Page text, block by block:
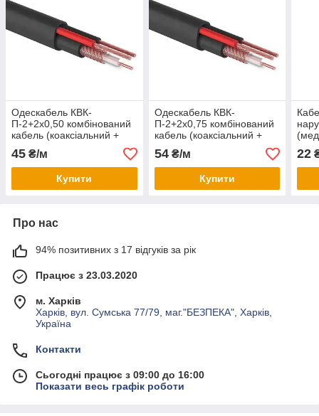
Одескабель КВК-
П-2+2х0,50 комбінований
кабель (коаксіальний +
силовий) зовнішній
45 ₴/м
Купити
Одескабель КВК-
П-2+2х0,75 комбінований
кабель (коаксіальний +
силовий) зовнішній
54₴/м
Купити
22
Про нас
94% позитивних з 17 відгуків за рік
Працює з 23.03.2020
м. Харків
Харків, вул. Сумська 77/79, маг."БЕЗПЕКА", Харків,
Україна
Контакти
Сьогодні працює з 09:00 до 16:00
Показати весь графік роботи